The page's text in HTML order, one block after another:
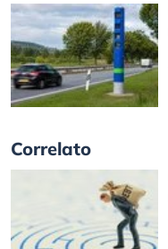
Correlato